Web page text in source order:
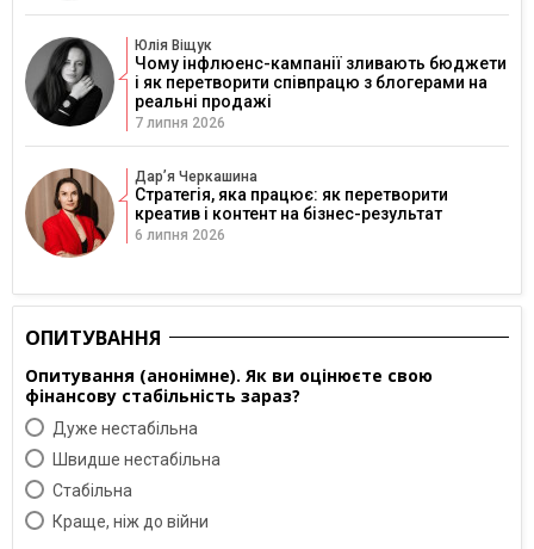
Юлія Віщук
Чому інфлюенс-кампанії зливають бюджети
і як перетворити співпрацю з блогерами на
реальні продажі
7 липня 2026
Дарʼя Черкашина
Стратегія, яка працює: як перетворити
креатив і контент на бізнес-результат
6 липня 2026
ОПИТУВАННЯ
Опитування (анонімне). Як ви оцінюєте свою
фінансову стабільність зараз?
Дуже нестабільна
Швидше нестабільна
Cтабільна
Краще, ніж до війни